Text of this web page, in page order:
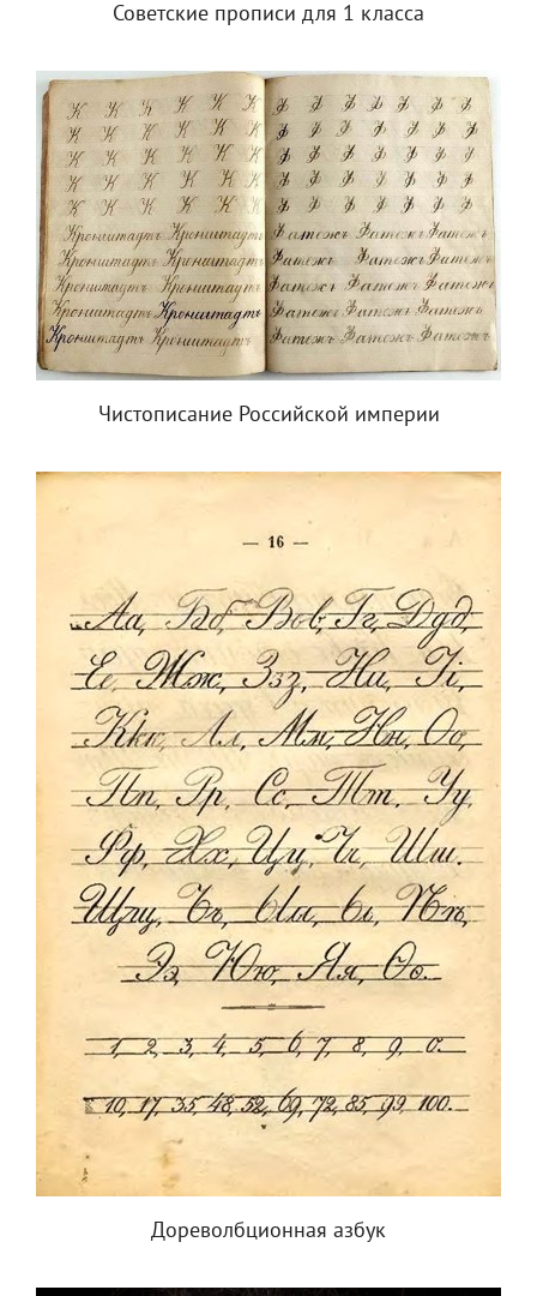
Советские прописи для 1 класса
Чистописание Российской империи
Дореволбционная азбук